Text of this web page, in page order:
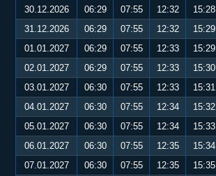
30.12.2026
06:29 07:55 12:32 15:28
31.12.2026
06:29 07:55 12:32 15:29
01.01.2027
06:29 07:55 12:33 15:29
02.01.2027
06:29 07:55 12:33 15:30
03.01.2027
06:30 07:55 12:33 15:31
04.01.2027
06:30 07:55 12:34 15:32
05.01.2027
06:30 07:55 12:34 15:33
06.01.2027
06:30 07:55 12:35 15:34
07.01.2027
06:30 07:55 12:35 15:35